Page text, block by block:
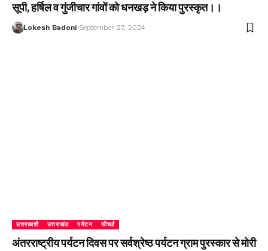
सूपी, हर्षिल व गुंजीचार गांवों को धनखड़ ने किया पुरस्कृत।।
Lokesh Badoni September 27, 2024
उत्तरकाशी उत्तराखंड पर्यटन फीचर्ड
अंतरराष्ट्रीय पर्यटन दिवस पर सर्वश्रेष्ठ पर्यटन ग्राम पुरस्कार से मोरी